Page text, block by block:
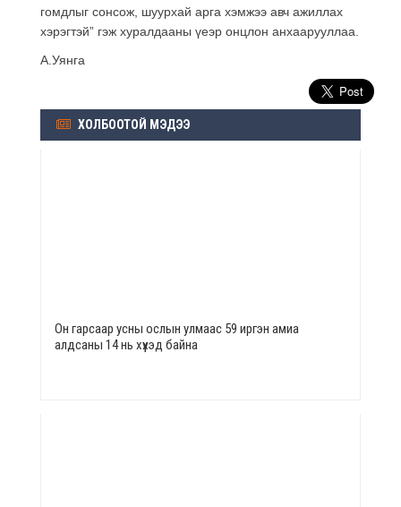
гомдлыг сонсож, шуурхай арга хэмжээ авч ажиллах
хэрэгтэй” гэж хуралдааны үеэр онцлон анхаарууллаа.
А.Уянга
ХОЛБООТОЙ МЭДЭЭ
Он гарсаар усны ослын улмаас 59 иргэн амиа
алдсаны 14 нь хүүхэд байна